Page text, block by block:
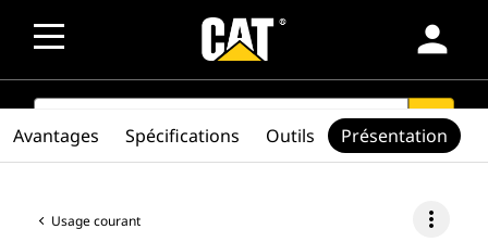
person
SEARCH search
Usage courant more_vert
Avantages Spécifications Outils Présentation